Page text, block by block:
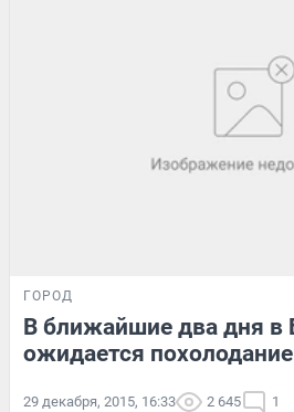
ГОРОД
В ближайшие два дня в
ожидается похолодание
29 декабря, 2015, 16:33 2 645 1